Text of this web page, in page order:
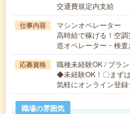
交通費規定内支給
仕事内容
マシンオペレーター
高時給で稼げる！空
造オペレーター・検
応募資格
職種未経験OK / ブラ
◆未経験OK！〇まず
気軽にオンライン登
職場の雰囲気